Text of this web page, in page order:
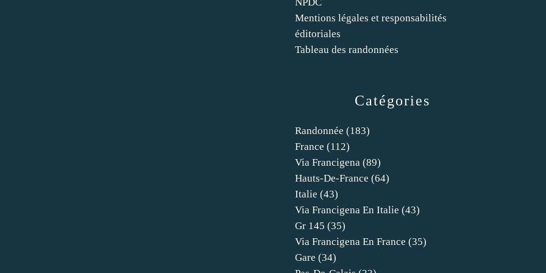
Catégories
Randonnée (183)
France (112)
Via Francigena (89)
Hauts-De-France (64)
Italie (43)
Via Francigena En Italie (43)
Gr 145 (35)
Via Francigena En France (35)
Gare (34)
Mentions légales et responsabilités
éditoriales
Tableau des randonnées